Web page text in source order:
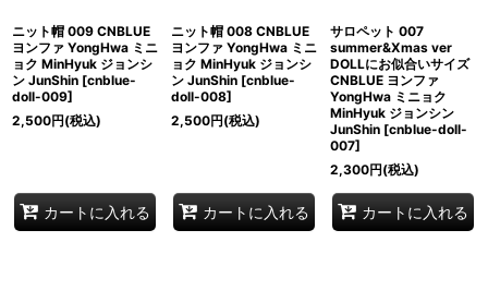
ニット帽 009 CNBLUE
ヨンファ YongHwa ミニ
ョク MinHyuk ジョンシ
ン JunShin [cnblue-
doll-009]
2,500円(税込)
カートに入れる
ニット帽 008 CNBLUE
ヨンファ YongHwa ミニ
ョク MinHyuk ジョンシ
ン JunShin [cnblue-
doll-008]
2,500円(税込)
カートに入れる
サロペット 007
summer&Xmas ver
DOLLにお似合いサイズ
CNBLUE ヨンファ
YongHwa ミニョク
MinHyuk ジョンシン
JunShin [cnblue-doll-
007]
2,300円(税込)
カートに入れる